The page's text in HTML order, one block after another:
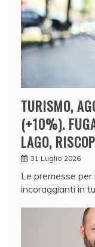
TURISMO,
(+10%).
LAGO,
31 Luglio 2026
Le premesse
incoraggianti in